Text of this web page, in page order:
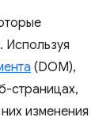
Используя
(DOM),
страницах,
изменения